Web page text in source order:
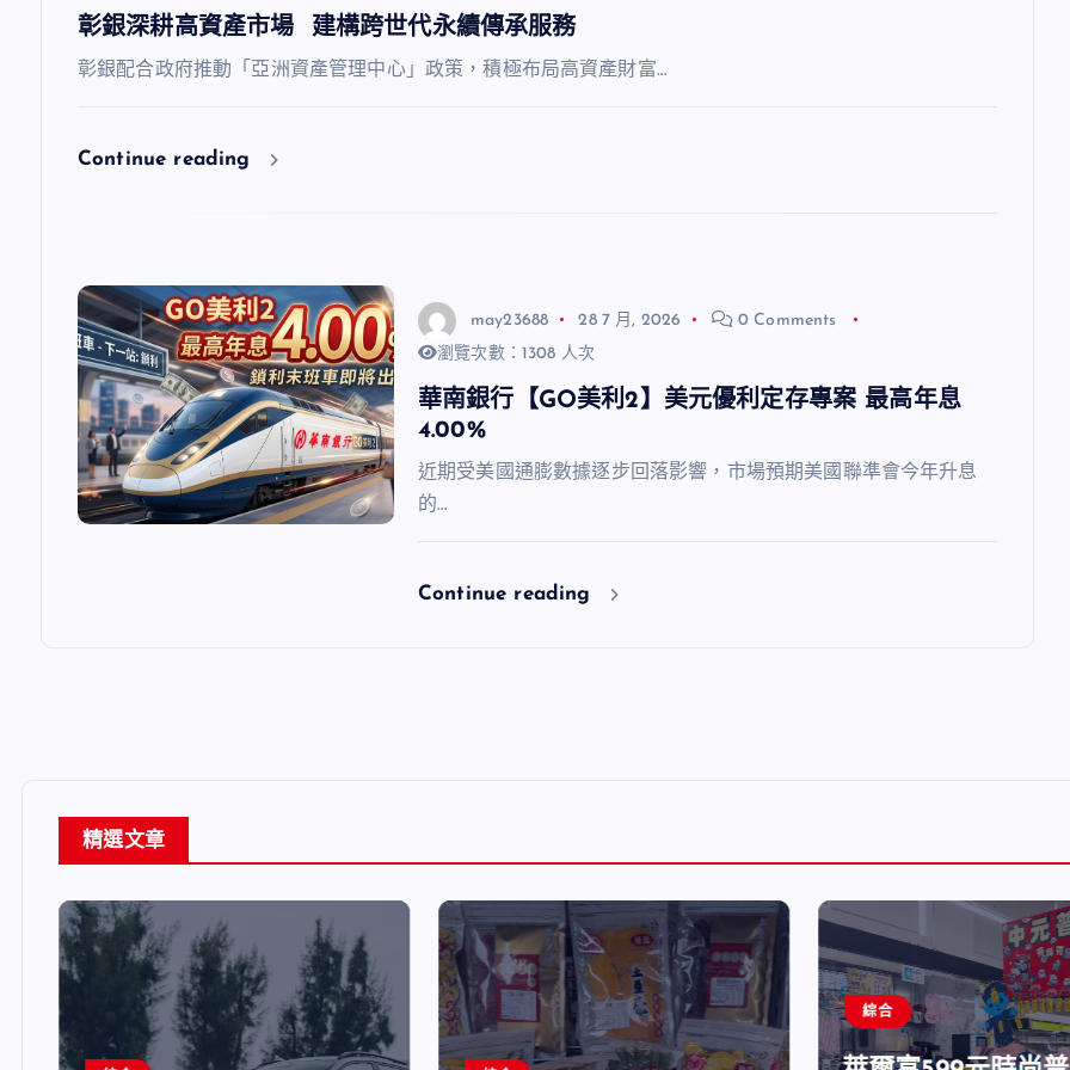
彰銀深耕高資產市場 建構跨世代永續傳承服務
彰銀配合政府推動「亞洲資產管理中心」政策，積極布局高資產財富…
Continue reading
may23688 28 7 月, 2026
0 Comments
瀏覽次數：1308 人次
華南銀行【GO美利2】美元優利定存專案 最高年息
4.00%
近期受美國通膨數據逐步回落影響，市場預期美國聯準會今年升息
的…
Continue reading
精選文章
綜合